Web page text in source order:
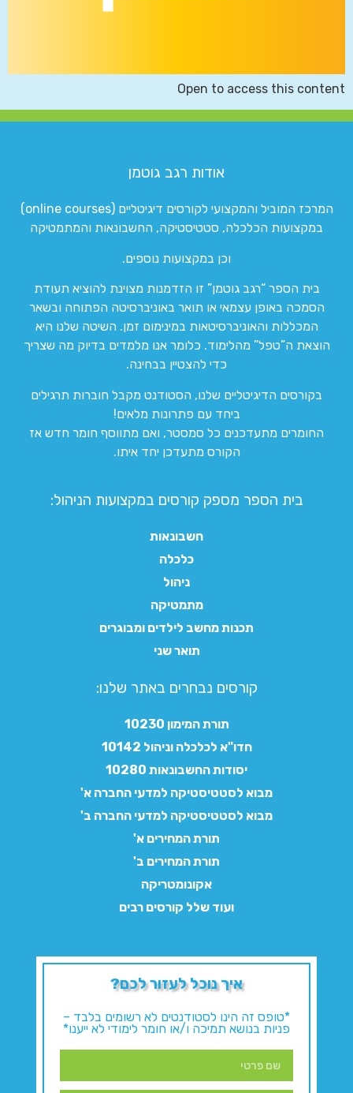
Open to access this content
אודות רגב גוטמן
המרכז המוביל והמקצועי לקורסים דיגיטליים (online courses)
במקצועות הכלכלה, סטטיסטיקה, החשבונאות והמתמטיקה
וכן במקצועות נוספים.
בית הספר “רגב גוטמן” זו הזדמנות מצוינת להוציא תעודת
הסמכה באופן עצמאי או תואר באוניברסיטה הפתוחה ובשאר
המכללות והאוניברסיטאות במינימום זמן. השיטה שלנו היא
הוצאת ה”טפל” מהלימוד. כלומר אנו מלמדים בדיוק מה שצריך
כדי להצטיין בבחינה.
בקורסים הדיגיטליים שלנו, הסטודנט מקבל חוברות תרגילים
ביחד עם פתרונות מלאים!
החומרים מתעדכנים כל סמסטר, ואם מתווסף חומר חדש אז
הקורס מתעדכן יחד איתו.
בית הספר מספק קורסים במקצועות הניהול:
חשבונאות
כלכלה
ניהול
מתמטיקה
תכנות מחשב לילדים ומבוגרים
תואר שני
קורסים נבחרים באתר שלנו:​
תורת המימון 10230
חדו"א לכלכלה וניהול 10142
יסודות החשבונאות 10280
מבוא לסטטיסטיקה למדעי החברה א'
מבוא לסטטיסטיקה למדעי החברה ב'
תורת המחירים א'
תורת המחירים ב'
אקונומטריקה
ועוד שלל קורסים רבים
איך נוכל לעזור לכם?
*טופס זה הינו לסטודנטים לא רשומים בלבד –
פניות בנושא תמיכה ו/או חומר לימודי לא ייענו*